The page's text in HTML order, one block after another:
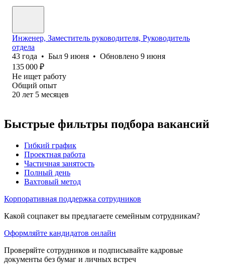
Инженер, Заместитель руководителя, Руководитель
отдела
43 года • Был 9 июня • Обновлено 9 июня
135 000 ₽
Не ищет работу
Общий опыт
20 лет 5 месяцев
Быстрые фильтры подбора вакансий
Гибкий график
Проектная работа
Частичная занятость
Полный день
Вахтовый метод
Корпоративная поддержка сотрудников
Какой соцпакет вы предлагаете семейным сотрудникам?
Оформляйте кандидатов онлайн
Проверяйте сотрудников и подписывайте кадровые
документы без бумаг и личных встреч